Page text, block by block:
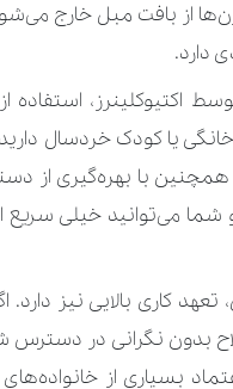
از بافت مبل خارج
دارد.
استفاده
یا کودک خردسال
با بهره‌گیری از
می‌توانید خیلی سریع
کاری بالایی نیز دارد.
بدون نگرانی در دسترس
بسیاری از